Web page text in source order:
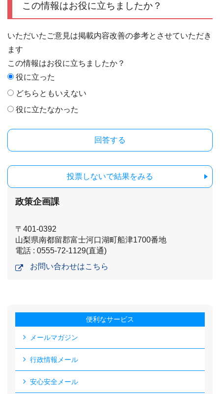
この情報はお役に立ちましたか？
いただいたご意見は掲載内容改善の参考とさせていただき
ます
この情報はお役に立ちましたか？
役に立った
どちらともいえない
役に立たなかった
投票しないで結果をみる
政策企画課
〒401-0392
山梨県南都留郡富士河口湖町船津1700番地
電話 : 0555-72-1129(直通)
お問い合わせはこちら
便利なサービス
メールマガジン
行政情報メール
安心安全メール